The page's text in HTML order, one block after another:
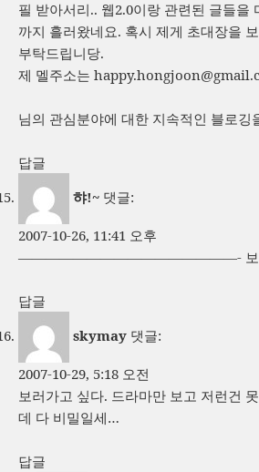
필 받아서리.. 웹2.0이랑 관련된 글들을
까지 흘러왔네요. 혹시 제게 초대장을
부탁드립니당.
제 멜주소는
님의 관심분야에 대한 지속적인 블로깅
답글
햐!~ 댓글:
2007-10-26, 11:41 오후
————————————————- 보내
답글
skymay 댓글:
2007-10-29, 5:18 오전
보러가고 싶다. 드라마만 보고 저런건
데 다 비밀일세…
답글